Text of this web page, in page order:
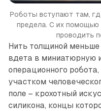
Роботы вступают там,
предела. С их
проводить
Нить толщиной меньше
вдета в миниа­тюрную
операционного
участком
поле – крохотный
силикона, концы